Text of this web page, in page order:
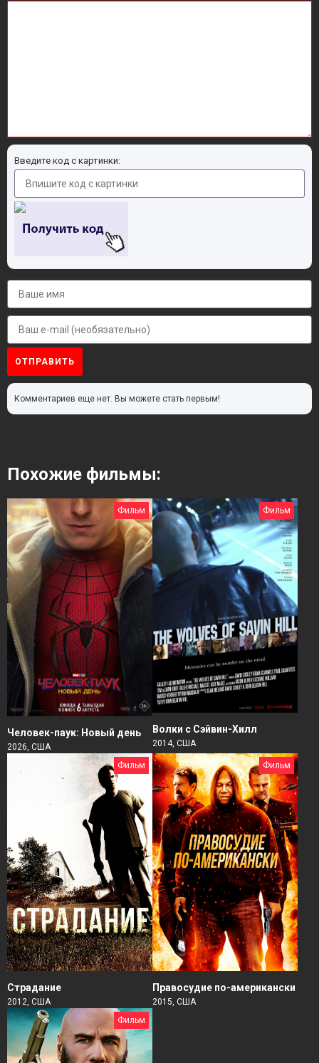
Введите код с картинки:
ОТПРАВИТЬ
Комментариев еще нет. Вы можете стать первым!
Похожие фильмы:
Фильм
Человек-паук: Новый день
2026, США
Фильм
Волки с Сэйвин-Хилл
2014, США
Фильм
Страдание
2012, США
Фильм
Правосудие по-американски
2015, США
Фильм